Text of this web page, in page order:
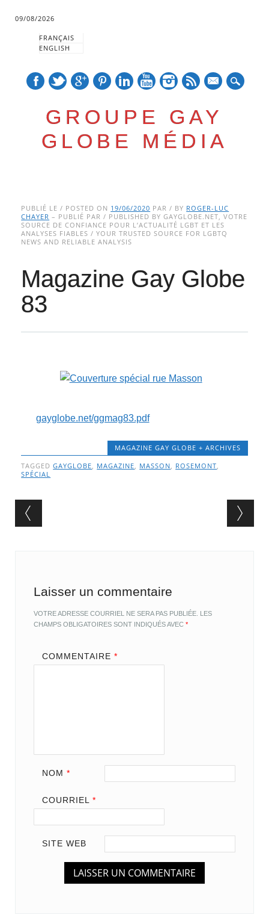
09/08/2026
FRANÇAIS
ENGLISH
GROUPE GAY
GLOBE MÉDIA
Main menu
to
content
PUBLIÉ LE / POSTED ON 19/06/2020 PAR / BY ROGER-LUC
CHAYER – PUBLIÉ PAR / PUBLISHED BY GAYGLOBE.NET, VOTRE
SOURCE DE CONFIANCE POUR L’ACTUALITÉ LGBT ET LES
ANALYSES FIABLES / YOUR TRUSTED SOURCE FOR LGBTQ
NEWS AND RELIABLE ANALYSIS
Magazine Gay Globe
83
gayglobe.net/ggmag83.pdf
MAGAZINE GAY GLOBE + ARCHIVES
TAGGEDGAYGLOBE, MAGAZINE, MASSON, ROSEMONT,
SPÉCIAL
Post navigation
Laisser un commentaire
VOTRE ADRESSE COURRIEL NE SERA PAS PUBLIÉE. LES
CHAMPS OBLIGATOIRES SONT INDIQUÉS AVEC*
COMMENTAIRE *
NOM *
COURRIEL *
SITE WEB